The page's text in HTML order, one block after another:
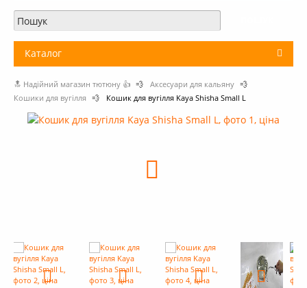
Про нас
Доставка і оплата
Огляди тютюну Fresh Track
Каталог
Тютюн для кальяну
Вугілля для кальяну
Комплектуючі для кальяну
Умови опту
🔝 Надійний магазин тютюну 👍 💨 Аксесуари для кальяну 💨
Кошики для вугілля 💨 Кошик для вугілля Kaya Shisha Small L